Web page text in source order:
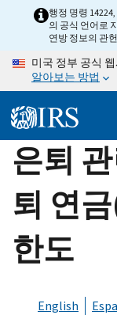
content
행정 명령
의 공식 언어로
연방 정보의 관
미국 정부 공식
알아보는 방법
은퇴
퇴 연
한도
English